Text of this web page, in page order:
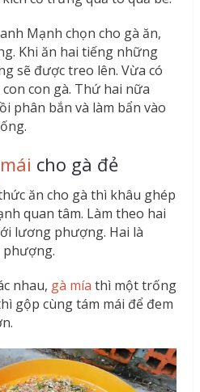
Mạnh chọn cho gà ăn,
Khi ăn hai tiếng những
sẽ được treo lên. Vừa có
con gà. Thứ hai nữa
phân bắn và làm bẩn vào
cho gà đẻ
ăn cho gà thì khâu ghép
quan tâm. Làm theo hai
lương phượng. Hai là
phượng.
nhau, gà mía thì một trống
gộp cùng tám mái để đem